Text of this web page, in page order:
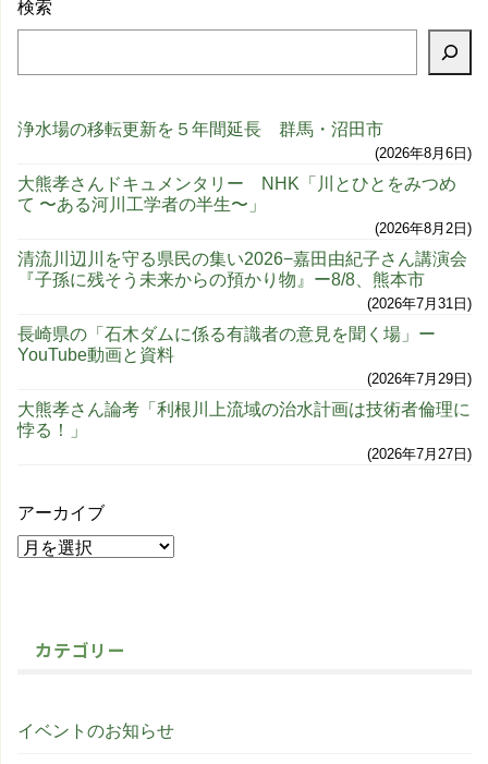
検索
浄水場の移転更新を５年間延長 群馬・沼田市
2026年8月6日
大熊孝さんドキュメンタリー NHK「川とひとをみつめ
て 〜ある河川工学者の半生〜」
2026年8月2日
清流川辺川を守る県民の集い2026−嘉田由紀子さん講演会
『子孫に残そう未来からの預かり物』ー8/8、熊本市
2026年7月31日
長崎県の「石木ダムに係る有識者の意見を聞く場」ー
YouTube動画と資料
2026年7月29日
大熊孝さん論考「利根川上流域の治水計画は技術者倫理に
悖る！」
2026年7月27日
アーカイブ
カテゴリー
イベントのお知らせ